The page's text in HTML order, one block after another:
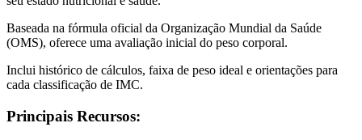
Baseada na fórmula oficial da Organização Mundial da Saúde
(OMS), oferece uma avaliação inicial do peso corporal.
Inclui histórico de cálculos, faixa de peso ideal e orientações para
cada classificação de IMC.
Principais Recursos: